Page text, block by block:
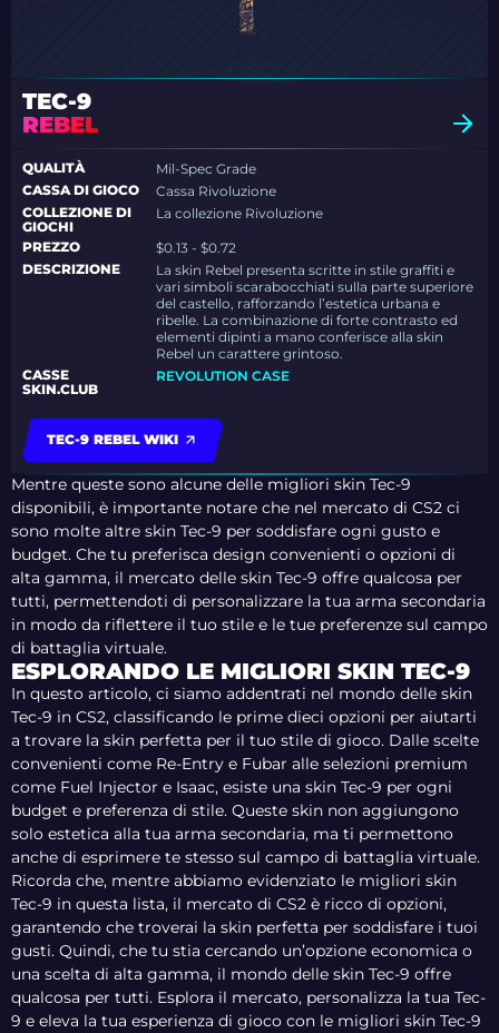
TEC-9
REBEL
QUALITÀ
Mil-Spec Grade
CASSA DI GIOCO
Cassa Rivoluzione
COLLEZIONE DI
GIOCHI
La collezione Rivoluzione
PREZZO
$0.13 - $0.72
DESCRIZIONE
La skin Rebel presenta scritte in stile graffiti e
vari simboli scarabocchiati sulla parte superiore
del castello, rafforzando l’estetica urbana e
ribelle. La combinazione di forte contrasto ed
elementi dipinti a mano conferisce alla skin
Rebel un carattere grintoso.
CASSE
SKIN.CLUB
REVOLUTION CASE
TEC-9 REBEL WIKI
Mentre queste sono alcune delle migliori skin Tec-9
disponibili, è importante notare che nel mercato di CS2 ci
sono molte altre skin Tec-9 per soddisfare ogni gusto e
budget. Che tu preferisca design convenienti o opzioni di
alta gamma, il mercato delle skin Tec-9 offre qualcosa per
tutti, permettendoti di personalizzare la tua arma secondaria
in modo da riflettere il tuo stile e le tue preferenze sul campo
di battaglia virtuale.
ESPLORANDO LE MIGLIORI SKIN TEC-9
In questo articolo, ci siamo addentrati nel mondo delle skin
Tec-9 in CS2, classificando le prime dieci opzioni per aiutarti
a trovare la skin perfetta per il tuo stile di gioco. Dalle scelte
convenienti come Re-Entry e Fubar alle selezioni premium
come Fuel Injector e Isaac, esiste una skin Tec-9 per ogni
budget e preferenza di stile. Queste skin non aggiungono
solo estetica alla tua arma secondaria, ma ti permettono
anche di esprimere te stesso sul campo di battaglia virtuale.
Ricorda che, mentre abbiamo evidenziato le migliori skin
Tec-9 in questa lista, il mercato di CS2 è ricco di opzioni,
garantendo che troverai la skin perfetta per soddisfare i tuoi
gusti. Quindi, che tu stia cercando un’opzione economica o
una scelta di alta gamma, il mondo delle skin Tec-9 offre
qualcosa per tutti. Esplora il mercato, personalizza la tua Tec-
9 e eleva la tua esperienza di gioco con le migliori skin Tec-9